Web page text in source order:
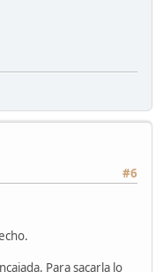
#6
Para sacarla lo